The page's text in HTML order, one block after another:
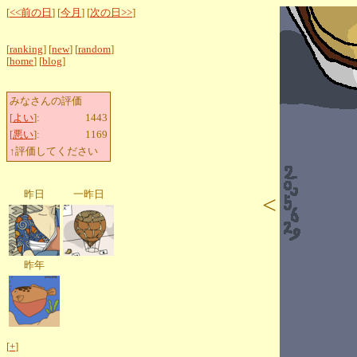
[<<前の日 ] [今月 ] [次の日>>]
[ranking] [new] [random]
[home] [blog]
みなさんの評価
[よい]:
1443
[悪い]:
1169
↑評価してください
昨日 一昨日
昨年
[+]
<